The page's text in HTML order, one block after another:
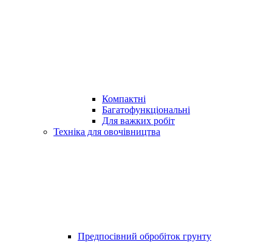
Компактні
Багатофункціональні
Для важких робіт
Техніка для овочівництва
Предпосівний обробіток грунту